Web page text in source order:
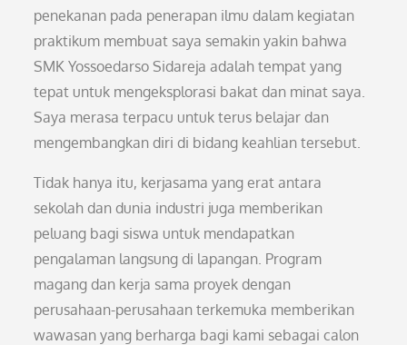
penekanan pada penerapan ilmu dalam kegiatan
praktikum membuat saya semakin yakin bahwa
SMK Yossoedarso Sidareja adalah tempat yang
tepat untuk mengeksplorasi bakat dan minat saya.
Saya merasa terpacu untuk terus belajar dan
mengembangkan diri di bidang keahlian tersebut.
Tidak hanya itu, kerjasama yang erat antara
sekolah dan dunia industri juga memberikan
peluang bagi siswa untuk mendapatkan
pengalaman langsung di lapangan. Program
magang dan kerja sama proyek dengan
perusahaan-perusahaan terkemuka memberikan
wawasan yang berharga bagi kami sebagai calon